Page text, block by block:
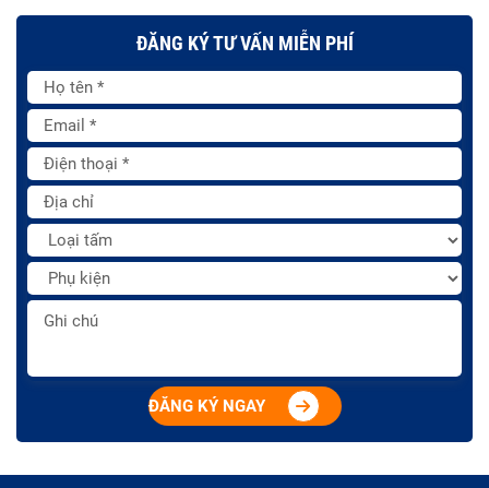
ĐĂNG KÝ TƯ VẤN MIỄN PHÍ
ĐĂNG KÝ NGAY